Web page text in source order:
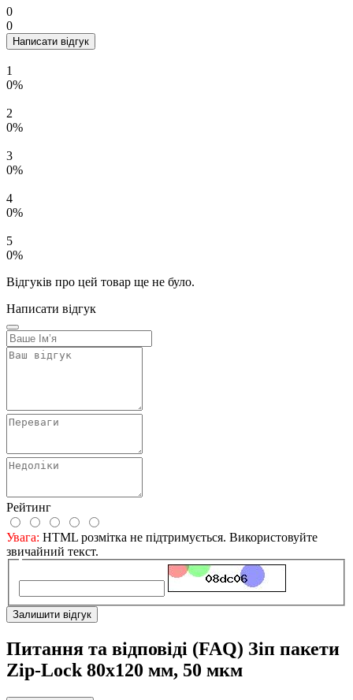
0
0
Написати відгук
1
0%
2
0%
3
0%
4
0%
5
0%
Відгуків про цей товар ще не було.
Написати відгук
Рейтинг
Увага: HTML розмітка не підтримується. Використовуйте
звичайний текст.
Залишити відгук
Питання та відповіді (FAQ) Зіп пакети
Zip-Lock 80х120 мм, 50 мкм